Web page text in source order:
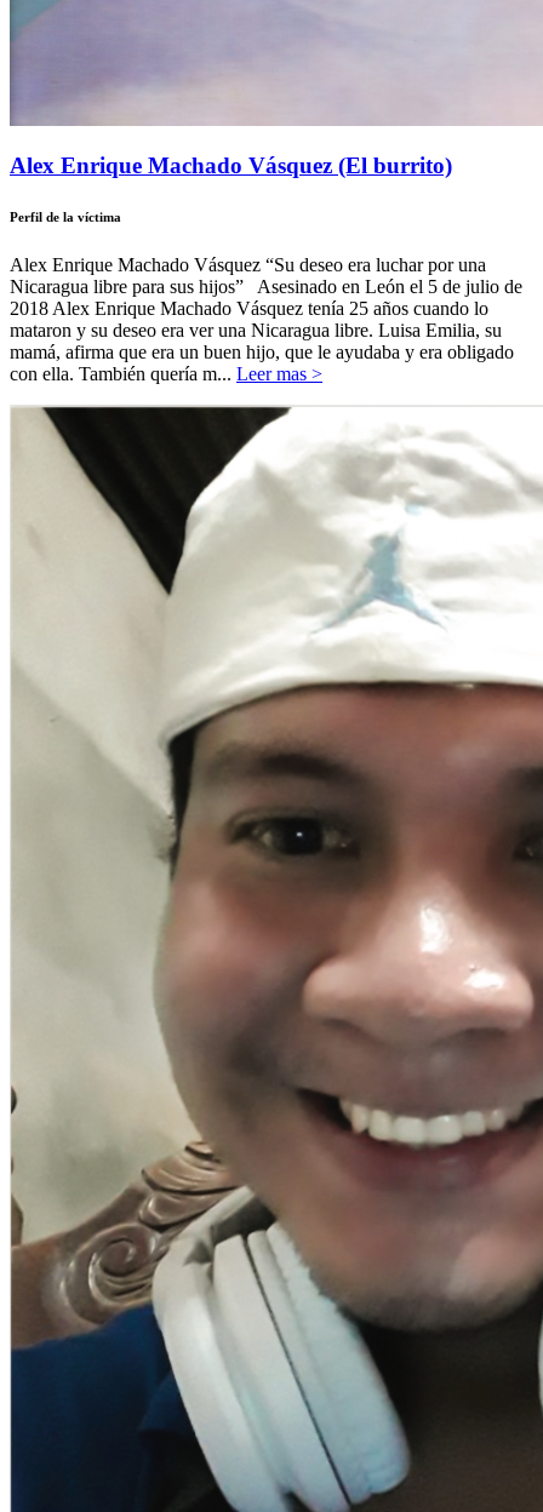
Alex Enrique Machado Vásquez (El burrito)
Perfil de la víctima
Alex Enrique Machado Vásquez “Su deseo era luchar por una
Nicaragua libre para sus hijos” Asesinado en León el 5 de julio de
2018 Alex Enrique Machado Vásquez tenía 25 años cuando lo
mataron y su deseo era ver una Nicaragua libre. Luisa Emilia, su
mamá, afirma que era un buen hijo, que le ayudaba y era obligado
con ella. También quería m... Leer mas >